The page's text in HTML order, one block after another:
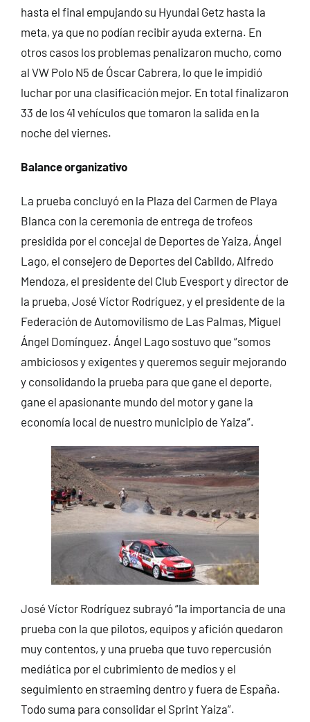
hasta el final empujando su Hyundai Getz hasta la
meta, ya que no podían recibir ayuda externa. En
otros casos los problemas penalizaron mucho, como
al VW Polo N5 de Óscar Cabrera, lo que le impidió
luchar por una clasificación mejor. En total finalizaron
33 de los 41 vehículos que tomaron la salida en la
noche del viernes.
Balance organizativo
La prueba concluyó en la Plaza del Carmen de Playa
Blanca con la ceremonia de entrega de trofeos
presidida por el concejal de Deportes de Yaiza, Ángel
Lago, el consejero de Deportes del Cabildo, Alfredo
Mendoza, el presidente del Club Evesport y director de
la prueba, José Víctor Rodríguez, y el presidente de la
Federación de Automovilismo de Las Palmas, Miguel
Ángel Domínguez. Ángel Lago sostuvo que “somos
ambiciosos y exigentes y queremos seguir mejorando
y consolidando la prueba para que gane el deporte,
gane el apasionante mundo del motor y gane la
economía local de nuestro municipio de Yaiza”.
José Víctor Rodríguez subrayó “la importancia de una
prueba con la que pilotos, equipos y afición quedaron
muy contentos, y una prueba que tuvo repercusión
mediática por el cubrimiento de medios y el
seguimiento en straeming dentro y fuera de España.
Todo suma para consolidar el Sprint Yaiza”.